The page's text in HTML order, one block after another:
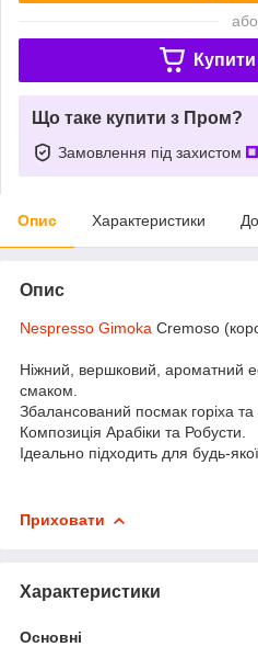
або
Купити
Що таке купити з Пром?
Замовлення під захистом
Опис Характеристики
Опис
Nespresso Gimoka Cremoso
Ніжний, вершковий, ароматний
смаком.
Збалансований посмак горіха та
Композиція Арабіки та Робусти.
Ідеально підходить для будь-
Приховати
Характеристики
Основні